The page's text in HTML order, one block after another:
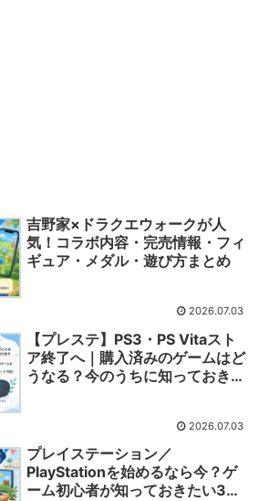
吉野家×ドラクエウォークが人
気！コラボ内容・完売情報・フィ
ギュア・メダル・遊び方まとめ
2026.07.03
【プレステ】PS3・PS Vitaスト
ア終了へ｜購入済みのゲームはど
うなる？今のうちに知っておきた
2026.07.03
プレイステーション／
PlayStationを始めるなら今？ゲ
ーム初心者が知っておきたい3つ